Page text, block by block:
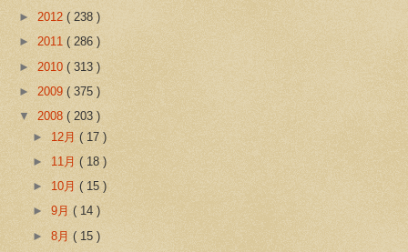
► 2012 ( 238 )
► 2011 ( 286 )
► 2010 ( 313 )
► 2009 ( 375 )
▼ 2008 ( 203 )
► 12月( 17 )
► 11月( 18 )
► 10月( 15 )
►9月( 14 )
►8月( 15 )